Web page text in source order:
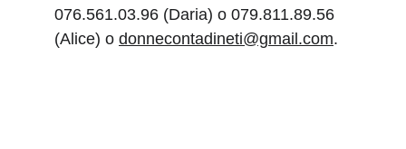
076.561.03.96 (Daria) o 079.811.89.56
(Alice) o donnecontadineti@gmail.com.